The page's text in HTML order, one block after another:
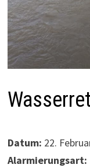
Datum: 22.
Alarmierungsart: